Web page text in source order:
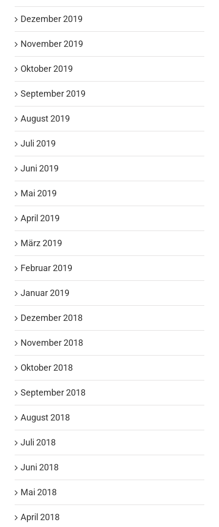
Dezember 2019
November 2019
Oktober 2019
September 2019
August 2019
Juli 2019
Juni 2019
Mai 2019
April 2019
März 2019
Februar 2019
Januar 2019
Dezember 2018
November 2018
Oktober 2018
September 2018
August 2018
Juli 2018
Juni 2018
Mai 2018
April 2018